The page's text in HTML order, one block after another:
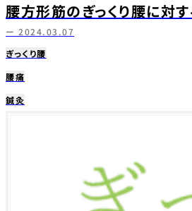
腰方形筋のぎっくり腰に対
ー 2024.03.07
ぎっくり腰
腰痛
鍼灸